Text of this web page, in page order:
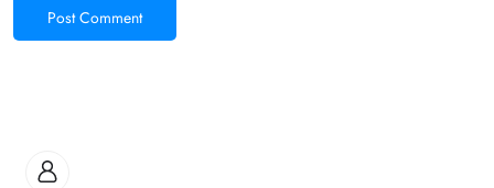
Post Comment